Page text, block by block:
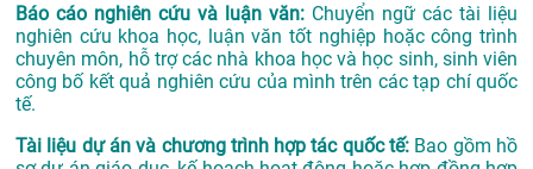
Báo cáo nghiên cứu và luận văn: Chuyển ngữ các tài liệu
nghiên cứu khoa học, luận văn tốt nghiệp hoặc công trình
chuyên môn, hỗ trợ các nhà khoa học và học sinh, sinh viên
công bố kết quả nghiên cứu của mình trên các tạp chí quốc
tế.
Tài liệu dự án và chương trình hợp tác quốc tế: Bao gồm hồ